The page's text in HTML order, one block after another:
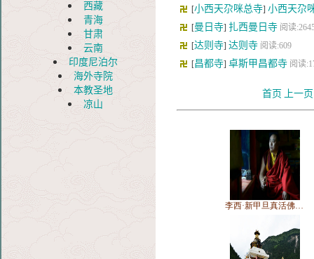
西藏
青海
甘肃
云南
印度尼泊尔
海外寺院
本教圣地
凉山
[小西天尕咪总寺] 小西天尕
[曼日寺] 扎西曼日寺 阅读
[达则寺] 达则寺 阅读:609
[昌都寺] 卓斯甲昌都寺 阅读
首页 上一页